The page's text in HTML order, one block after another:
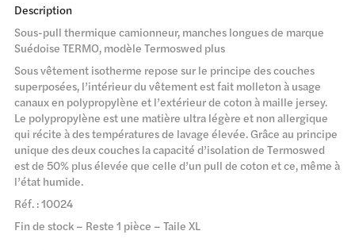
Description
Sous-pull thermique camionneur, manches longues de marque
Suédoise TERMO, modèle Termoswed plus
Sous vêtement isotherme repose sur le principe des couches
superposées, l’intérieur du vêtement est fait molleton à usage
canaux en polypropylène et l’extérieur de coton à maille jersey.
Le polypropylène est une matière ultra légère et non allergique
qui récite à des températures de lavage élevée. Grâce au principe
unique des deux couches la capacité d’isolation de Termoswed
est de 50% plus élevée que celle d’un pull de coton et ce, même à
l’état humide.
Réf. : 10024
Fin de stock – Reste 1 pièce – Taile XL